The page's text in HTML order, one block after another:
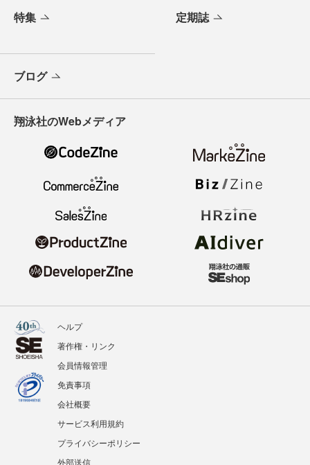
特集 定期誌
ブログ
翔泳社のWebメディア
ヘルプ
著作権・リンク
会員情報管理
免責事項
会社概要
サービス利用規約
プライバシーポリシー
外部送信